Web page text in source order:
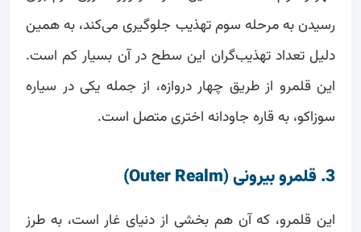
رسیدن به مرحله سوم تهذیب جلوگیری می‌کند، به همین
دلیل تعداد تهذیب‌گران این سطح در آن بسیار کم است.
این قلمرو از طریق چهار دروازه، از جمله یکی در سیاره
سوزاکو، به قاره جاودانه اختری متصل است.
3. قلمرو بیرونی (Outer Realm)
این قلمرو، که آن هم بخشی از دنیای غار است، به طرز